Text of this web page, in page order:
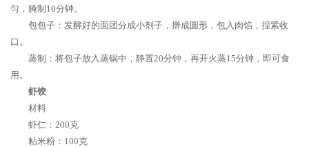
匀，腌制10分钟。
包包子：发酵好的面团分成小剂子，擀成圆形，包入肉馅，捏紧收
口。
蒸制：将包子放入蒸锅中，静置20分钟，再开火蒸15分钟，即可食
用。
虾饺
材料
虾仁：200克
粘米粉：100克